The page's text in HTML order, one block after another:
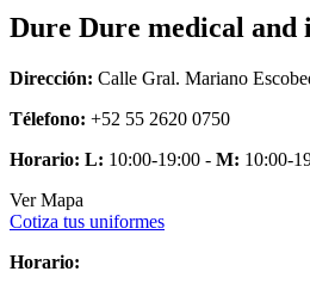
Dure Dure medical
Dirección: Calle Gral. Mariano
Télefono: +52 55 2620 0750
Horario: L: 10:00-19:00 - M: 10:00-
Ver Mapa
Cotiza tus uniformes
Horario: